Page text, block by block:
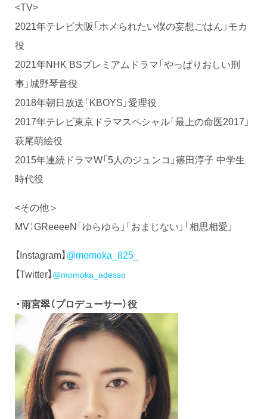
<TV>
2021年テレビ大阪「ホメられたい僕の妄想ごはん」モカ
役
2021年NHK BSプレミアムドラマ「やっぱりおしい刑
事」城野琴音役
2018年朝日放送「KBOYS」愛理役
2017年テレビ東京ドラマスペシャル「最上の命医2017」
萩尾萌絵役
2015年連続ドラマW「5人のジュンコ」篠田淳子 中学生
時代役
<その他＞
MV：GReeeeN「ゆらゆら」「おまじない」「相思相愛」
【Instagram】@momoka_825_
【Twitter】@momoka_adesso
・雨宮翠（プロデューサー）役